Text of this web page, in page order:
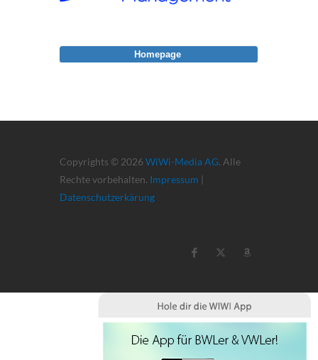
Copyrights © 2026 WiWi-Media AG. Alle
Rechte vorbehalten. Impressum |
Datenschutzerkärung
Homepage